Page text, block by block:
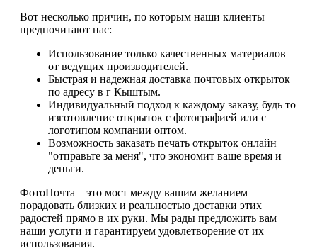
Вот несколько причин, по которым наши клиенты
предпочитают нас:
Использование только качественных материалов
от ведущих производителей.
Быстрая и надежная доставка почтовых открыток
по адресу в г Кыштым.
Индивидуальный подход к каждому заказу, будь то
изготовление открыток с фотографией или с
логотипом компании оптом.
Возможность заказать печать открыток онлайн
"отправьте за меня", что экономит ваше время и
деньги.
ФотоПочта – это мост между вашим желанием
порадовать близких и реальностью доставки этих
радостей прямо в их руки. Мы рады предложить вам
наши услуги и гарантируем удовлетворение от их
использования.